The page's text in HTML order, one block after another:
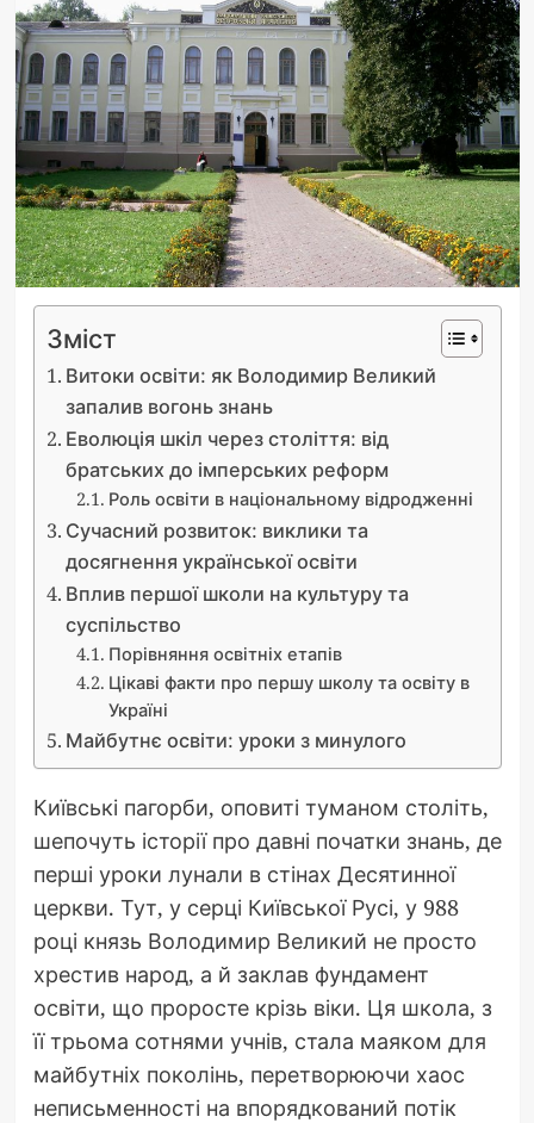
Зміст
Витоки освіти: як Володимир Великий
запалив вогонь знань
Еволюція шкіл через століття: від
братських до імперських реформ
Роль освіти в національному відродженні
Сучасний розвиток: виклики та
досягнення української освіти
Вплив першої школи на культуру та
суспільство
Порівняння освітніх етапів
Цікаві факти про першу школу та освіту в
Україні
Майбутнє освіти: уроки з минулого
Київські пагорби, оповиті туманом століть,
шепочуть історії про давні початки знань, де
перші уроки лунали в стінах Десятинної
церкви. Тут, у серці Київської Русі, у 988
році князь Володимир Великий не просто
хрестив народ, а й заклав фундамент
освіти, що проросте крізь віки. Ця школа, з
її трьома сотнями учнів, стала маяком для
майбутніх поколінь, перетворюючи хаос
неписьменності на впорядкований потік